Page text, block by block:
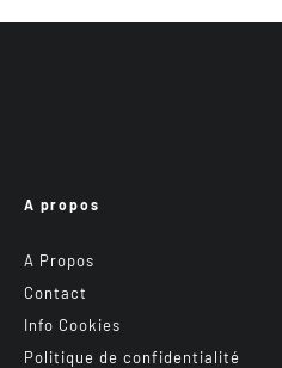
A propos
A Propos
Contact
Info Cookies
Politique de confidentialité